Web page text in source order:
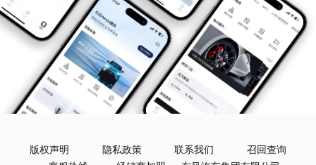
版权声明 隐私政策 联系我们
召回查询